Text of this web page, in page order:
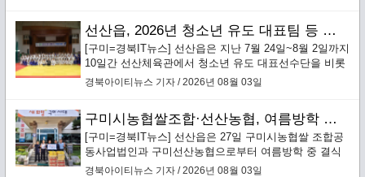
점을 구축한다.
선산읍, 2026년 청소년 유도 대표팀 등 하계 합숙훈련 유치
[구미=경북IT뉴스] 선산읍은 지난 7월 24일~8월 2일까지
10일간 선산체육관에서 청소년 유도 대표선수단을 비롯
한 전국 14개 팀, 220여 명이 참여하는 하반기 합숙훈련
경북아이티뉴스 기자 / 2026년 08월 03일
구미시농협쌀조합·선산농협, 여름방학 결식우려아동 위해 쌀·햇반 선산읍에 기탁
[구미=경북IT뉴스] 선산읍은 27일 구미시농협쌀 조합공
동사업법인과 구미선산농협으로부터 여름방학 중 결식
우려가 있는 아동을 위한 쌀(4kg) 20포와 햇반 300개를
경북아이티뉴스 기자 / 2026년 08월 03일